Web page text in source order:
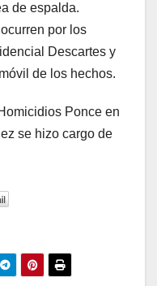
de espalda.
por los
Descartes y
de los hechos.
Ponce en
se hizo cargo de